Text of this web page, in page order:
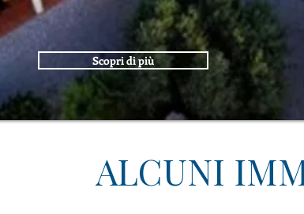
Scopri di più
ALCUNI